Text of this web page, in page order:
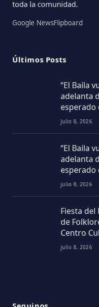
“El Baila
adelanta
“El Baila
adelanta
esperado
julio 8, 2026
Fiesta del
de
Centro
julio 8, 2026